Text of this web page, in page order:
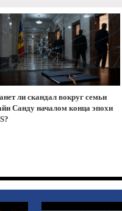
ли скандал вокруг семьи
Санду началом конца эпохи